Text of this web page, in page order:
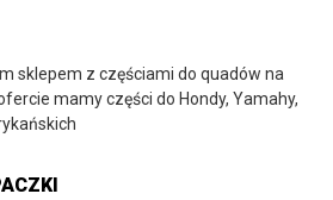
sklepem z częściami do quadów na
mamy części do Hondy, Yamahy,